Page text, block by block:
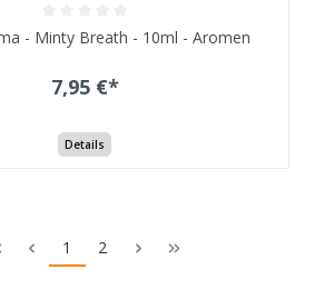
- Minty Breath - 10ml - Aromen
7,95 €*
Details
1 2